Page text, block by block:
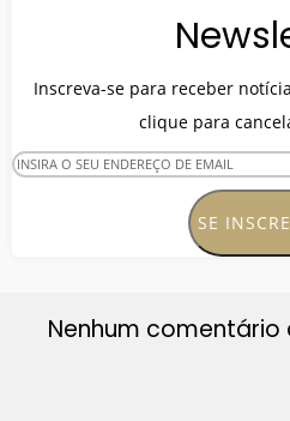
Inscreva-se para receber
clique para
SE
Nenhum